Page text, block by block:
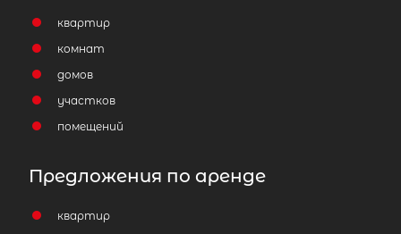
квартир
комнат
домов
участков
помещений
Предложения по аренде
квартир